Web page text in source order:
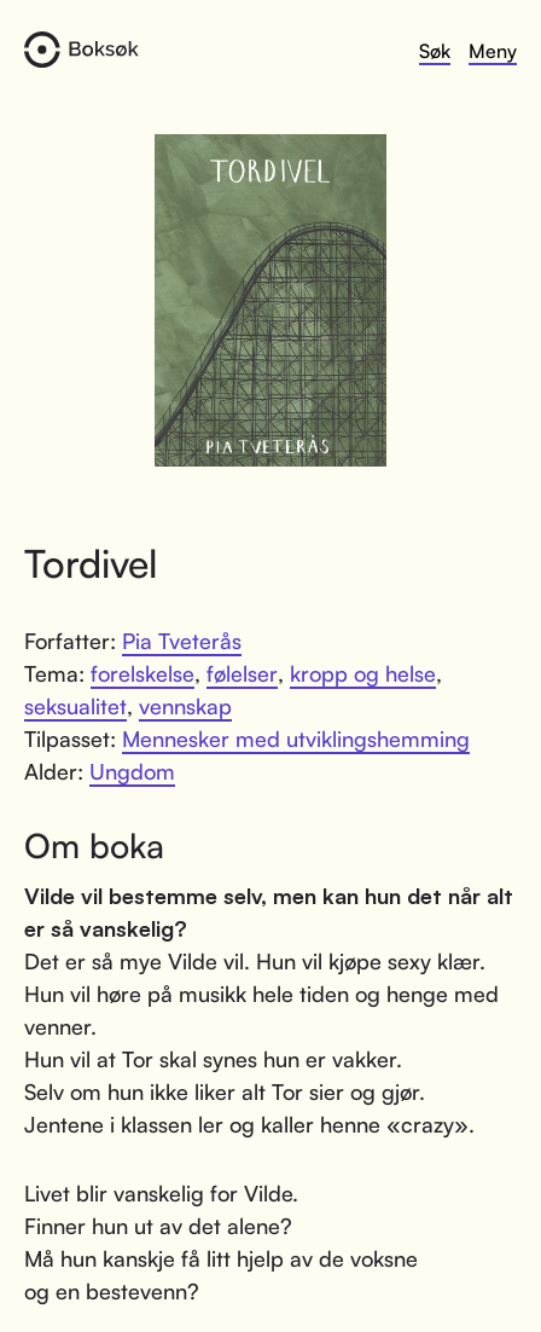
Søk Meny
Tordivel
Forfatter: Pia Tveterås
Tema: forelskelse, følelser, kropp og helse,
seksualitet, vennskap
Tilpasset: Mennesker med utviklingshemming
Alder: Ungdom
Om boka
Vilde vil bestemme selv, men kan hun det når alt
er så vanskelig?
Det er så mye Vilde vil. Hun vil kjøpe sexy klær.
Hun vil høre på musikk hele tiden og henge med
venner.
Hun vil at Tor skal synes hun er vakker.
Selv om hun ikke liker alt Tor sier og gjør.
Jentene i klassen ler og kaller henne «crazy».
Livet blir vanskelig for Vilde.
Finner hun ut av det alene?
Må hun kanskje få litt hjelp av de voksne
og en bestevenn?